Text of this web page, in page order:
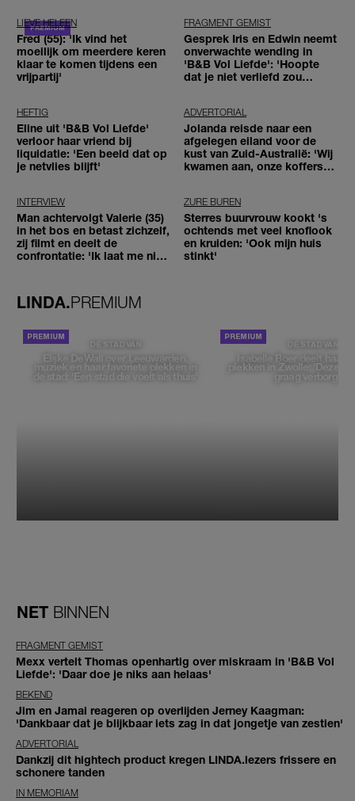
LIEVE HELEEN
Fred (55): 'Ik vind het
moeilijk om meerdere keren
klaar te komen tijdens een
vrijpartij'
FRAGMENT GEMIST
Gesprek Iris en Edwin neemt
onverwachte wending in
'B&B Vol Liefde': 'Hoopte
dat je niet verliefd zou
HEFTIG
Eline uit 'B&B Vol Liefde'
verloor haar vriend bij
liquidatie: 'Een beeld dat op
je netvlies blijft'
ADVERTORIAL
Jolanda reisde naar een
afgelegen eiland voor de
kust van Zuid-Australië: 'Wij
kwamen aan, onze koffers
INTERVIEW
Man achtervolgt Valerie (35)
in het bos en betast zichzelf,
zij filmt en deelt de
confrontatie: 'Ik laat me niet
ZURE BUREN
Sterres buurvrouw kookt 's
ochtends met veel knoflook
en kruiden: 'Ook mijn huis
stinkt'
LINDA.PREMIUM
DE STAD VAN
Elske DeWall over Leeuwarden,
muziek en haar favoriete plekken in
de stad: 'Een stad die voelt als thuis'
DE STAD VAN
Isabelle Boer deelt haar
plekken in Zwolle: 'Deze
graag verborgen'
NET BINNEN
FRAGMENT GEMIST
Mexx vertelt Thomas openhartig over miskraam in 'B&B Vol
Liefde': 'Daar doe je niks aan helaas'
BEKEND
Jim en Jamai reageren op overlijden Jerney Kaagman:
'Dankbaar dat je blijkbaar iets zag in dat jongetje van zestien'
ADVERTORIAL
Dankzij dit hightech product kregen LINDA.lezers frissere en
schonere tanden
IN MEMORIAM